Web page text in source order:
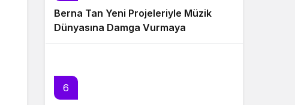
Berna Tan Yeni Projeleriyle Müzik
Dünyasına Damga Vurmaya
Hazırlanıyor
6